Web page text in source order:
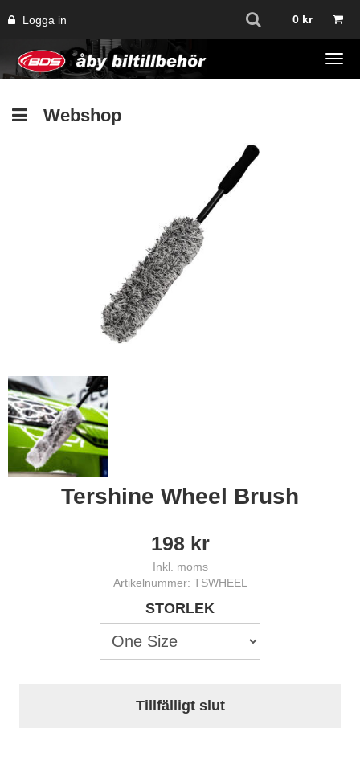
Logga in 0 kr
Webshop
Tershine Wheel Brush
198 kr
Inkl. moms
Artikelnummer: TSWHEEL
STORLEK
Tillfälligt slut